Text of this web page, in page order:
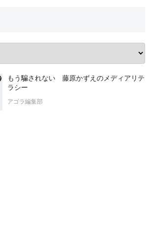
もう騙されない 藤原かずえのメディアリテ
ラシー
アゴラ編集部